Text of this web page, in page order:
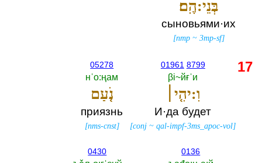
בְּנֵי:הֶֽם׃
сыновьями·их
[nmp~ 3mp-sf]
01961 8799
βi~йғˈи
וִ:יהִ֤י׀
И·да будет
[conj ~qal-impf-3ms_apoc-vol]
05278
нˈо:ңам
נֹ֤עַם
приязнь
[nms-cnst]
0136
0430
17